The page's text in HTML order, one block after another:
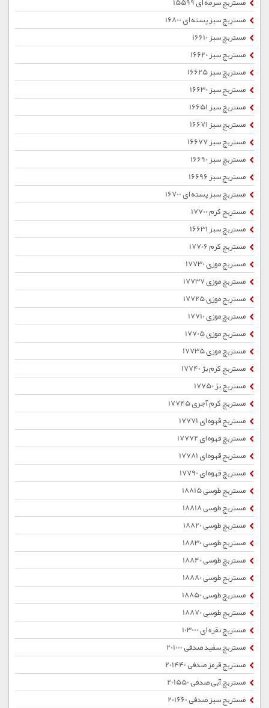
مستربچ سبز پسته ای 16800
مستربچ سبز 16610
مستربچ سبز 16620
مستربچ سبز 16625
مستربچ سبز 16630
مستربچ سبز 16651
مستربچ سبز 16671
مستربچ سبز 16677
مستربچ سبز 16690
مستربچ سبز 16696
مستربچ سبز پسته ای 16700
مستربچ کرم 17700
مستربچ سبز 16631
مستربچ کرم 17706
مستربچ موزی 17730
مستربچ موزی 17737
مستربچ موزی 17725
مستربچ موزی 17710
مستربچ موزی 17705
مستربچ موزی 17735
مستربچ کرم بژ 17740
مستربچ بژ 17750
مستربچ کرم آجری 17745
مستربچ قهوه ای 17771
مستربچ قهوه ای 17772
مستربچ قهوه ای 17781
مستربچ قهوه ای 17790
مستربچ طوسی 18815
مستربچ طوسی 18818
مستربچ طوسی 18820
مستربچ طوسی 18830
مستربچ طوسی 18840
مستربچ طوسی 18880
مستربچ طوسی 18850
مستربچ طوسی 18870
مستربچ نقره ای 103000
مستربچ سفید صدفی 201000
مستربچ قرمز صدفی 201440
مستربچ آبی صدفی 201550
مستربچ سبز صدفی 201660